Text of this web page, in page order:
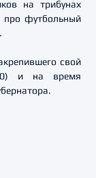
на трибунах
про футбольный
свой
и на время